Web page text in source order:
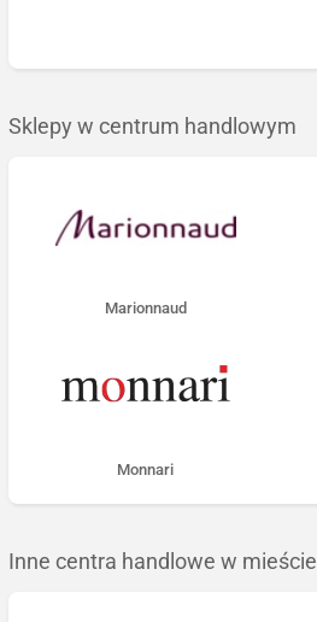
Sklepy w centrum handlowym
Marionnaud
Monnari
Inne centra handlowe w mieście